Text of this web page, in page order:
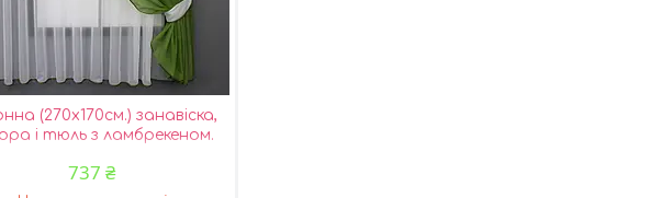
(270х170см.) занавіска,
і тюль з ламбрекеном.
52-1012
737 ₴